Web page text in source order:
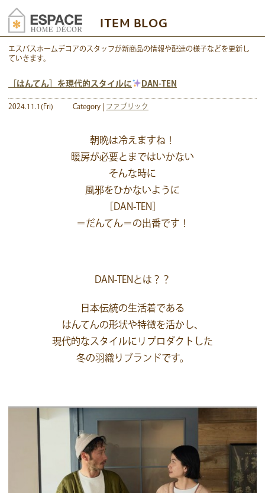
ITEM BLOG
エスパスホームデコアのスタッフが新商品の情報や配達の様子などを更新し
ていきます。
［はんてん］を現代的スタイルに DAN-TEN
2024.11.1(Fri) Category | ファブリック
朝晩は冷えますね！
暖房が必要とまではいかない
そんな時に
風邪をひかないように
［DAN-TEN］
＝だんてん＝の出番です！
DAN-TENとは？？
日本伝統の生活着である
はんてんの形状や特徴を活かし、
現代的なスタイルにリプロダクトした
冬の羽織りブランドです。